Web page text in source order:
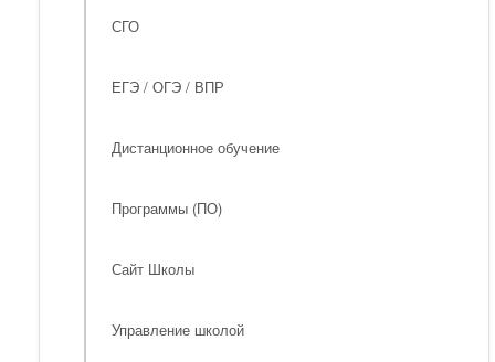
СГО
ЕГЭ / ОГЭ / ВПР
Дистанционное обучение
Программы (ПО)
Сайт Школы
Управление школой